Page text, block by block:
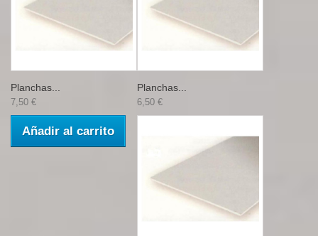
Planchas...
7,50 €
Añadir al carrito
Planchas...
6,50 €